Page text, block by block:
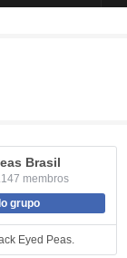
Brasil
membros
grupo
Eyed Peas.